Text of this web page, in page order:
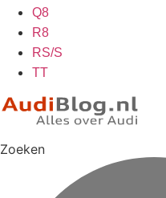
Q8
R8
RS/S
TT
Zoeken